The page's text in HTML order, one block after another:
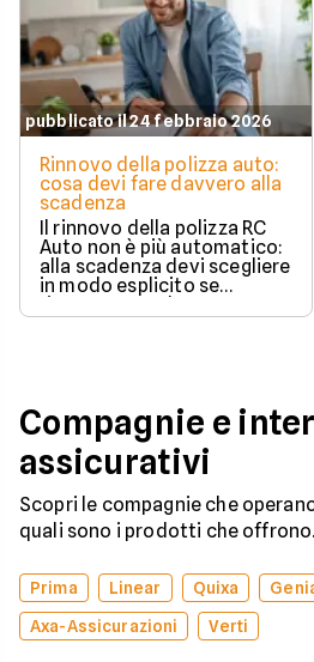
pubblicato il 24 febbraio 2026
Rinnovo della polizza auto:
cosa devi fare davvero alla
scadenza
Il rinnovo della polizza RC
Auto non è più automatico:
alla scadenza devi scegliere
in modo esplicito se
rinnovare con la stessa
compagnia o stipulare un
Compagnie e
assicurativi
Scopri le compagnie che
quali sono i prodotti che offrono.
Prima Linear Quixa
Axa-Assicurazioni
Verti